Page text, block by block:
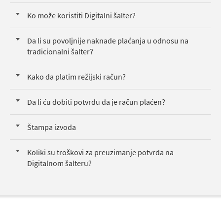
Ko može koristiti Digitalni šalter?
Da li su povoljnije naknade plaćanja u odnosu na
tradicionalni šalter?
Kako da platim režijski račun?
Da li ću dobiti potvrdu da je račun plaćen?
Štampa izvoda
Koliki su troškovi za preuzimanje potvrda na
Digitalnom šalteru?